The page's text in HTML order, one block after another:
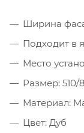
Ширина
Подходит в
Место
Размер: 510/
Материал:
Цвет: Дуб